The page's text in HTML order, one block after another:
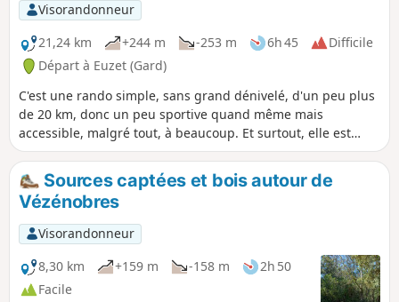
Visorandonneur
21,24 km
+244 m -253 m 6h 45
Difficile
Départ à Euzet (Gard)
C'est une rando simple, sans grand dénivelé, d'un peu plus
de 20 km, donc un peu sportive quand même mais
accessible, malgré tout, à beaucoup. Et surtout, elle est
plutôt très sympa. Au départ d'Euzet-les-Bains, ce parcours
permet de découvrir Saint-Hippolyte-de-Caton, Saint-
Étienne-d'Olm, Saint-Cézaire-de-Gauzignan, Saint-Maurice-
de-Cazevieille et Saint-Jean-de-Ceyrargues. Et, entre chaque
village, l'on parcourt des paysages de champs et bois très
agréables.
Sources captées et bois autour de
Vézénobres
Visorandonneur
8,30 km
+159 m -158 m
2h 50
Facile